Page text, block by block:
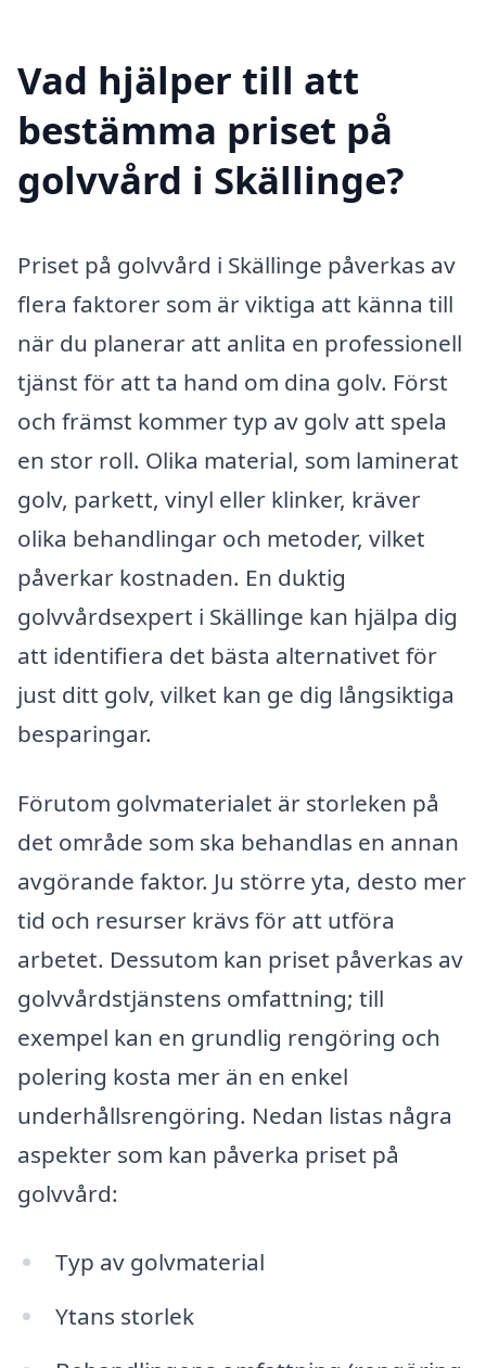
Vad hjälper till att
bestämma priset på
golvvård i Skällinge?
Priset på golvvård i Skällinge påverkas av
flera faktorer som är viktiga att känna till
när du planerar att anlita en professionell
tjänst för att ta hand om dina golv. Först
och främst kommer typ av golv att spela
en stor roll. Olika material, som laminerat
golv, parkett, vinyl eller klinker, kräver
olika behandlingar och metoder, vilket
påverkar kostnaden. En duktig
golvvårdsexpert i Skällinge kan hjälpa dig
att identifiera det bästa alternativet för
just ditt golv, vilket kan ge dig långsiktiga
besparingar.
Förutom golvmaterialet är storleken på
det område som ska behandlas en annan
avgörande faktor. Ju större yta, desto mer
tid och resurser krävs för att utföra
arbetet. Dessutom kan priset påverkas av
golvvårdstjänstens omfattning; till
exempel kan en grundlig rengöring och
polering kosta mer än en enkel
underhållsrengöring. Nedan listas några
aspekter som kan påverka priset på
golvvård:
Typ av golvmaterial
Ytans storlek